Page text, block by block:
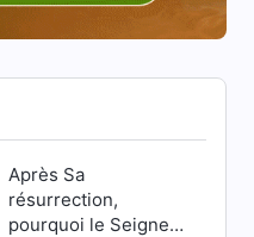
Après Sa
résurrection,
pourquoi le Seigneur